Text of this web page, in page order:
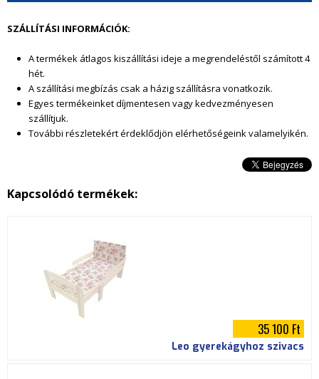
e
l
p
SZÁLLÍTÁSI INFORMÁCIÓK:
A termékek átlagos kiszállítási ideje a megrendeléstől számított 4
hét.
A szállítási megbízás csak a házig szállításra vonatkozik.
Egyes termékeinket díjmentesen vagy kedvezményesen
szállítjuk.
További részletekért érdeklődjön elérhetőségeink valamelyikén.
Kapcsolódó termékek:
35 100 Ft
Leo gyerekágyhoz szivacs